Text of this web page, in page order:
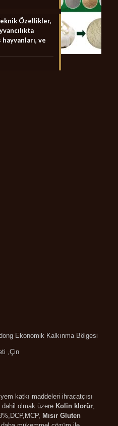
Özellikler,
ve
Ekonomik Kalkınma Bölgesi
,Çin
katkı maddeleri ihracatçısı
dahil olmak üzere Kolin klorür,
,MCP, Mısır Gluten